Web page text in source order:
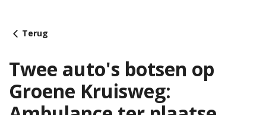
Terug
Twee auto's botsen op
Groene Kruisweg: